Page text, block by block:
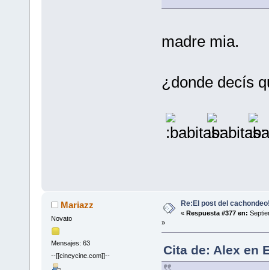
madre mia.
¿donde decís
Mariazz
Novato
Mensajes: 63
--[[cineycine.com]]--
Re:El post del
« Respuesta #377 en:
»
Cita de: Alex en